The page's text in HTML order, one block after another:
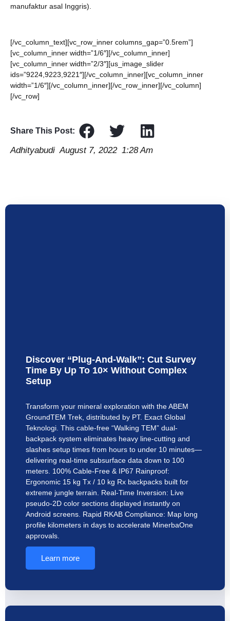
manufaktur asal Inggris).
[/vc_column_text][vc_row_inner columns_gap=”0.5rem”]
[vc_column_inner width=”1/6″][/vc_column_inner]
[vc_column_inner width=”2/3″][us_image_slider
ids=”9224,9223,9221″][/vc_column_inner][vc_column_inner
width=”1/6″][/vc_column_inner][/vc_row_inner][/vc_column]
[/vc_row]
Share This Post:
Adhityabudi August 7, 2022 1:28 Am
Discover “Plug-And-Walk”: Cut Survey
Time By Up To 10× Without Complex
Setup
Transform your mineral exploration with the ABEM
GroundTEM Trek, distributed by PT. Exact Global
Teknologi. This cable-free “Walking TEM” dual-
backpack system eliminates heavy line-cutting and
slashes setup times from hours to under 10 minutes—
delivering real-time subsurface data down to 100
meters. 100% Cable-Free & IP67 Rainproof:
Ergonomic 15 kg Tx / 10 kg Rx backpacks built for
extreme jungle terrain. Real-Time Inversion: Live
pseudo-2D color sections displayed instantly on
Android screens. Rapid RKAB Compliance: Map long
profile kilometers in days to accelerate MinerbaOne
approvals.
Learn more